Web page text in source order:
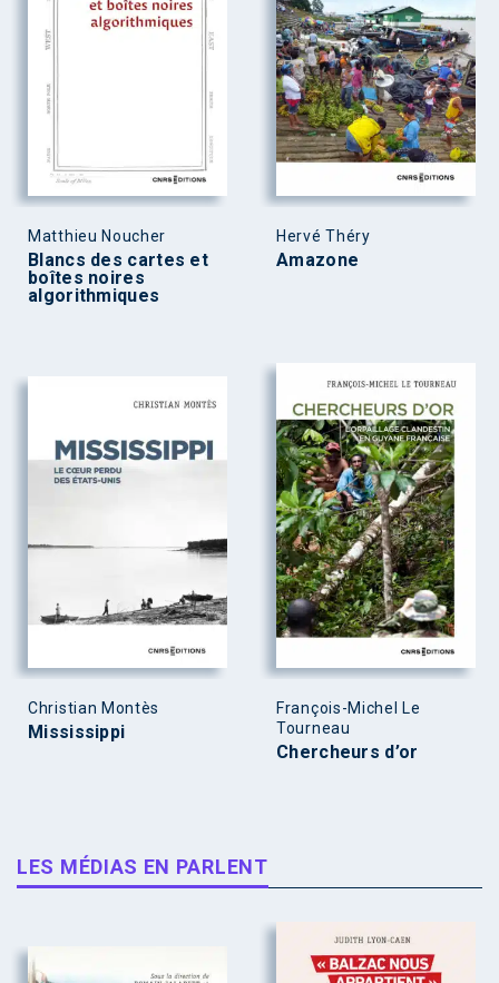
Matthieu Noucher
Blancs des cartes et
boîtes noires
algorithmiques
Hervé Théry
Amazone
Christian Montès
Mississippi
François-Michel Le
Tourneau
Chercheurs d’or
LES MÉDIAS EN PARLENT